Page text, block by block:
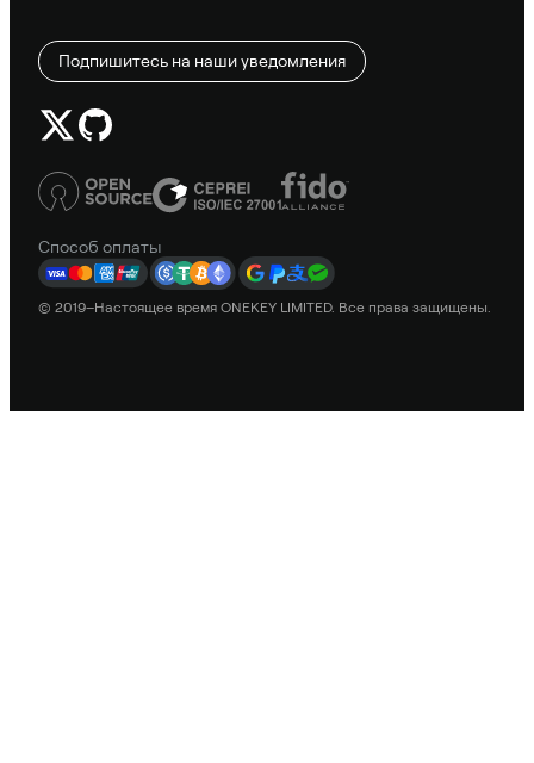
Подпишитесь на наши уведомления
Способ оплаты
© 2019–Настоящее время ONEKEY LIMITED. Все права защищены.